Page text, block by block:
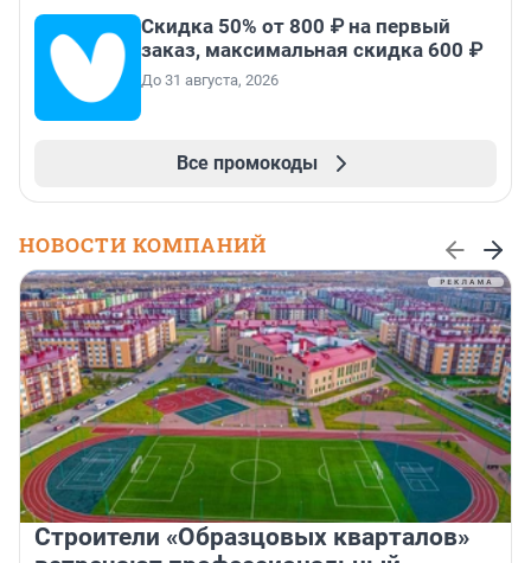
Скидка 50% от 800 ₽ на первый
заказ, максимальная скидка 600 ₽
До 31 августа, 2026
Все промокоды
НОВОСТИ КОМПАНИЙ
Строители «Образцовых кварталов»